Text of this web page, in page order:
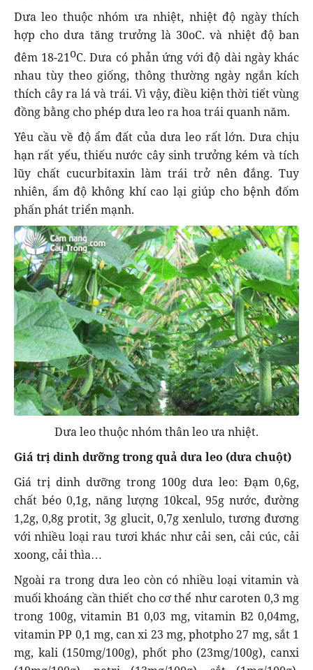
Dưa leo thuộc nhóm ưa nhiệt, nhiệt độ ngày thích
hợp cho dưa tăng trưởng là 30oC. và nhiệt độ ban
đêm 18-21oC. Dưa có phản ứng với độ dài ngày khác
nhau tùy theo giống, thông thường ngày ngắn kích
thích cây ra lá và trái. Vì vậy, điều kiện thời tiết vùng
đồng bằng cho phép dưa leo ra hoa trái quanh năm.
Yêu cầu về độ ẩm đất của dưa leo rất lớn. Dưa chịu
hạn rất yếu, thiếu nước cây sinh trưởng kém và tích
lũy chất cucurbitaxin làm trái trở nên đắng. Tuy
nhiên, ẩm độ không khí cao lại giúp cho bệnh đốm
phấn phát triển mạnh.
Dưa leo thuộc nhóm thân leo ưa nhiệt.
Giá trị dinh dưỡng trong quả dưa leo (dưa chuột)
Giá trị dinh dưỡng trong 100g dưa leo: Đạm 0,6g,
chất béo 0,1g, năng lượng 10kcal, 95g nước, đường
1,2g, 0,8g protit, 3g glucit, 0,7g xenlulo, tương đương
với nhiều loại rau tươi khác như cải sen, cải cúc, cải
xoong, cải thìa…
Ngoài ra trong dưa leo còn có nhiều loại vitamin và
muối khoáng cần thiết cho cơ thể như caroten 0,3 mg
trong 100g, vitamin B1 0,03 mg, vitamin B2 0,04mg,
vitamin PP 0,1 mg, can xi 23 mg, photpho 27 mg, sắt 1
mg, kali (150mg/100g), phốt pho (23mg/100g), canxi